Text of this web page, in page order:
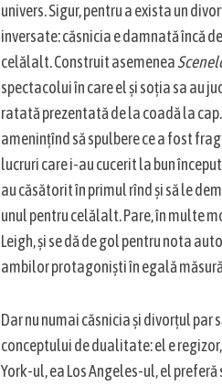
univers. Sigur, pentru a exista un
inversate: căsnicia e damnată încă
celălalt. Construit asemenea
spectacolui în care el și soția sa au
ratată prezentată de la coadă la
amenințînd să spulbere ce a fost
lucruri care i-au cucerit la bun
au căsătorit în primul rînd și să le
unul pentru celălalt. Pare, în multe
Leigh, și se dă de gol pentru nota
ambilor protagoniști în egală
Dar nu numai căsnicia și divorțul
conceptului de dualitate: el e
York-ul, ea Los Angeles-ul, el